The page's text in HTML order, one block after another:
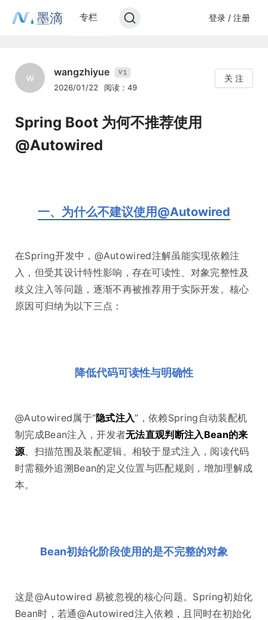
墨滴 专栏 登录 / 注册
w wangzhiyue V1
2026/01/22 阅读：49
关 注
Spring Boot 为何不推荐使用
@Autowired
一、为什么不建议使用@Autowired
在Spring开发中，@Autowired注解虽能实现依赖注
入，但受其设计特性影响，存在可读性、对象完整性及
歧义注入等问题，逐渐不再被推荐用于实际开发。核心
原因可归纳为以下三点：
降低代码可读性与明确性
@Autowired属于“隐式注入”，依赖Spring自动装配机
制完成Bean注入，开发者无法直观判断注入Bean的来
源、扫描范围及装配逻辑。相较于显式注入，阅读代码
时需额外追溯Bean的定义位置与匹配规则，增加理解成
本。
Bean初始化阶段使用的是不完整的对象
这是@Autowired 易被忽视的核心问题。Spring初始化
Bean时，若通@Autowired注入依赖，且同时在初始化